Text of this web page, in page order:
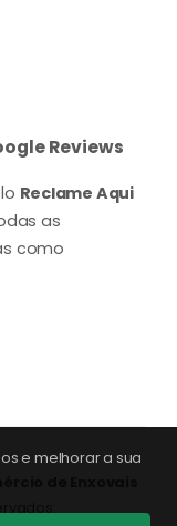
e melhorar a sua
Reviews
Reclame Aqui
as
como
de Enxovais